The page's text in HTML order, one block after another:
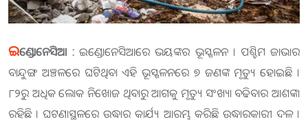
ଇଣ୍ଡୋନେସିଆ : ଇଣ୍ଡୋନେସିଆରେ ଭୟଙ୍କର ଭୂସ୍ଖଳନ । ପଶ୍ଚିମ ଜାଭାର
ବାନ୍ଦୁଙ୍ଗ ଅଞ୍ଚଳରେ ଘଟିଥିବା ଏହି ଭୂସ୍ଖଳନରେ ୭ ଜଣଙ୍କ ମୃତ୍ୟୁ ହୋଇଛି ।
୮୨ରୁ ଅଧିକ ଲୋକ ନିଖୋଜ ଥିବାରୁ ଆଗକୁ ମୃତ୍ୟୁ ସଂଖ୍ୟା ବଢିବାର ଆଶଙ୍କା
ରହିଛି । ଘଟଣାସ୍ଥଳରେ ଉଦ୍ଧାର କାର୍ଯ୍ୟ ଆରମ୍ଭ କରିଛି ଉଦ୍ଧାରକାରୀ ଦଳ ।